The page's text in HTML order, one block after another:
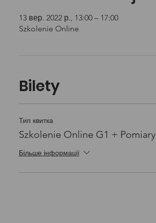
13 вер. 2022 р., 13:00 – 17:00
Szkolenie Online
Bilety
Тип квитка
Szkolenie Online G1 + Pomiary
Більше інформації